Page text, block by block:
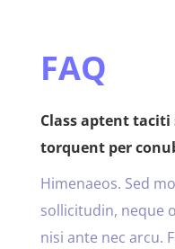
FAQ
Class aptent
torquent per
Himenaeos. Sed
sollicitudin, neque
nisi ante nec arcu.